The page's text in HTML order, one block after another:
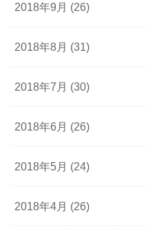
2018年9月 (26)
2018年8月 (31)
2018年7月 (30)
2018年6月 (26)
2018年5月 (24)
2018年4月 (26)